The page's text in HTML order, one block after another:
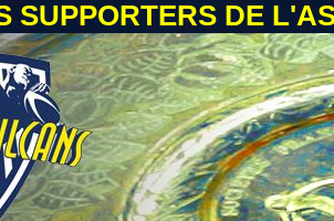
SUPPORTERS DE